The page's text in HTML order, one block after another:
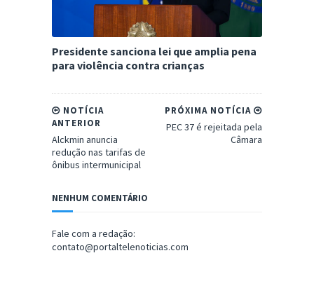
Presidente sanciona lei que amplia pena
para violência contra crianças
PRÓXIMA NOTÍCIA
PEC 37 é rejeitada pela
Câmara
NOTÍCIA
ANTERIOR
Alckmin anuncia
redução nas tarifas de
ônibus intermunicipal
NENHUM COMENTÁRIO
Fale com a redação:
contato@portaltelenoticias.com